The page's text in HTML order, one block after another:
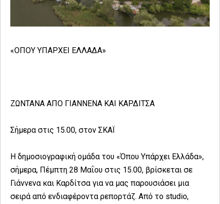
«ΟΠΟΥ ΥΠΑΡΧΕΙ ΕΛΛΑΔΑ»
ΖΩΝΤΑΝΑ ΑΠΟ ΓΙΑΝΝΕΝΑ ΚΑΙ ΚΑΡΔΙΤΣΑ
Σήμερα στις 15.00, στον ΣΚΑΪ
Η δημοσιογραφική ομάδα του «Όπου Υπάρχει Ελλάδα»,
σήμερα, Πέμπτη 28 Μαΐου στις 15.00, βρίσκεται σε
Γιάννενα και Καρδίτσα για να μας παρουσιάσει μια
σειρά από ενδιαφέροντα ρεπορτάζ. Από το studio,